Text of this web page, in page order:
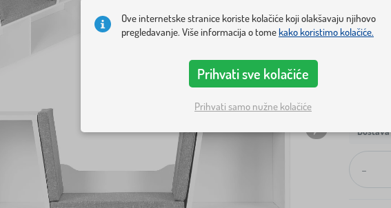
služiti
-
Ove internetske stranice koriste kolačiće koji olakšavaju njihovo
pregledavanje. Više informacija o tomekako koristimo kolačiće.
Prihvati sve kolačiće
Prihvati samo nužne kolačiće